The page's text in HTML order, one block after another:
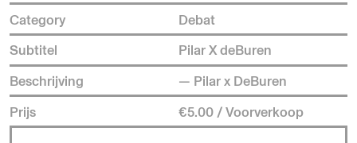
Category
Debat
Subtitel
Pilar X deBuren
Beschrijving
— Pilar x DeBuren
Prijs
€5.00 / Voorverkoop